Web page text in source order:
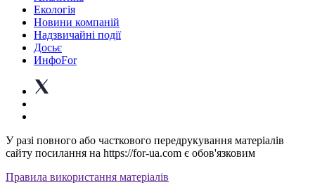
Екологія
Новини компаній
Надзвичайні події
Досьє
ИнфоFor
У разі повного або часткового передрукування матеріалів
сайту посилання на https://for-ua.com є обов'язковим
Правила використання матеріалів